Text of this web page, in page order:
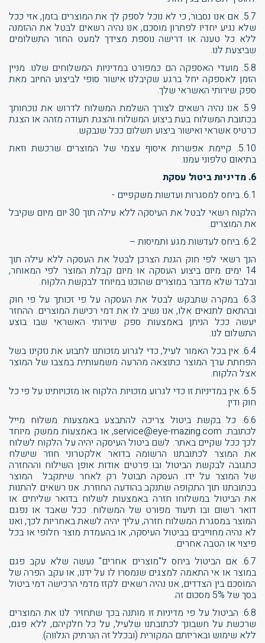
5.7. אם אנו נסבור, כי לא נוכל לספק לך את המוצרים בזמן, אזי ככל
שלא נגיע יחדיו לפתרון מוסכם, אנו נהיה רשאים לבטל את ההזמנה
ללא כל טענה או דרישה נוספת מצידך למעט החזר התשלומים
שביצעת לנו.
5.8. מועדי האספקה הם כמפורט במדיניות המשלוחים שלנו. מניין
הזמן לאספקה יחל ברגע שקיבלנו אישור סופי לביצוע החיוב מאת
ספק שירותי האשראי שלך.
5.9. אנו נהיה רשאים לצורך השלמת המשלוח לדרוש את נוכחותך
בכתובת המשלוח בעת ביצוע המשלוח והצגת תעודה מזהה או הצגת
כרטיס אשראי ואישור ביצוע תשלום ככל שנבקש.
5.10. קיימת אפשרות איסוף עצמי של המוצרים שרכשת וזאת
בתיאום טלפוני עמנו.
6. מדיניות ביטול עסקת
6.1. ביחס למסגרות ועדשות משקפיים -
הלקוח רשאי לבטל את העיסקה ללא עילה תוך 30 יום מיום שקיבל
את המוצרים.
6.2. ביחס לעדשות מגע ותמיסות –
הנך רשאי לפי חוק הגנת הצרכן לבטל את העסקה ללא עילה תוך
14 ימים מיום ביצוע העסקה או מיום קבלת המוצר לפי המאוחר,
ובלבד שלא מדובר במוצרים שהוכנו במיוחד לבקשת הלקוח.
6.3. במקרה שתבקש לבטל את העסקה על פי זכותך על פי חוק
ובהתאם לתנאים אלו, אנו נשיב לו את דמי רכישת המוצרים. ההחזר
יעשה ככל הניתן באמצעות ספק שירותי האשראי שבו בוצע
התשלום לנו.
6.4. אין בכל האמור לעיל, כדי לגרוע מזכותנו לתבוע את נזקינו בשל
הפחתת ערך המוצר כתוצאה מהרעה משמעותית במצבו של המוצר
אצל הלקוח.
6.5. אין במדיניות זו כדי לגרוע מזכויות הלקוח או מזכויותינו על פי כל
חוק ודין.
6.6. כל בקשת ביטול צריכה להתבצע באמצעות משלוח מייל
לכתובת: service@eye-mazing.com, או באמצעות ממשק מיוחד
לכך ככל שקיים באתר. לשם ביטול העיסקה יהיה על הלקוח לשלוח
את המוצר לכתובתנו הרשומה בדואר אלקטרוני חוזר שישלח
כתגובה לבקשת הביטול ובו פרטים אודות אופן השילוח וההחזרה
של המוצר על ידו. העסקה תבוטל רק לאחר שיתקבל המוצר
בכתובתנו תוך התקופה שתנקב בהודעה החוזרת. אנו רשאים להתנות
את הביטול במשלוחו חזרה באמצעות לשלוח בדואר שליחים או
דואר רשום ובו תיעוד מפורט של המשלוח. ככל שאבד או נפגם
המוצר במסגרת המשלוח חזרה, עליך יהיה לשאת באחריות לכך, ואנו
לא נהיה מחוייבים בביטול העיסקה, או בהעמדת מוצר חלופי או בכל
פיצוי או הטבה אחרים.
6.7. אם הביטול ביחס ל"מוצרים אחרים" נעשה שלא עקב פגם
במוצר או אי התאמה למצגים שנמסרו לו על ידנו, או עקב הפרה של
המוסכם בין הצדדים, אנו נהיה רשאים לקזז מדמי הרכישה דמי ביטול
בסך של 5% מסכום זה.
6.8. הביטול על פי מדיניות זו מותנה בכך שתחזיר לנו את המוצרים
שרכשת על חשבונך לכתובתנו שלעיל, על כל חלקיהם, ללא פגם,
ללא שימוש ובאריזתם המקורית (ובכלל זה הנרתיק הנלווה).